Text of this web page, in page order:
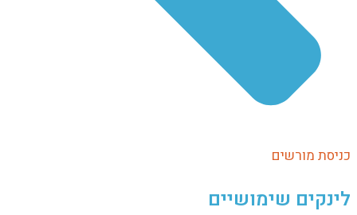
כניסת מורשים
לינקים שימושיים